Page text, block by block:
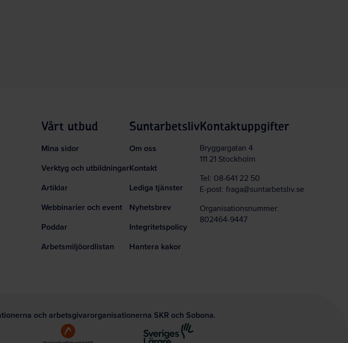
Vårt utbud
Mina sidor
Verktyg och utbildningar
Artiklar
Webbinarier och event
Poddar
Arbetsmiljöordlistan
Suntarbetsliv
Om oss
Kontakt
Lediga tjänster
Nyhetsbrev
Integritetspolicy
Hantera kakor
Kontaktuppgifter
Bryggargatan 4
111 21 Stockholm
Tel: 08-641 22 50
E-post: fraga@suntarbetsliv.se
Organisationsnummer:
802464-9447
och arbetsgivarorganisationerna SKR och Sobona.